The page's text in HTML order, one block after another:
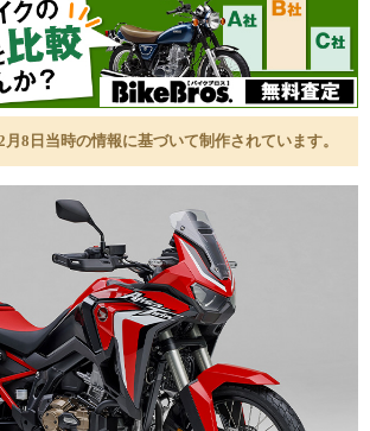
8日当時の情報に基づいて制作されています。